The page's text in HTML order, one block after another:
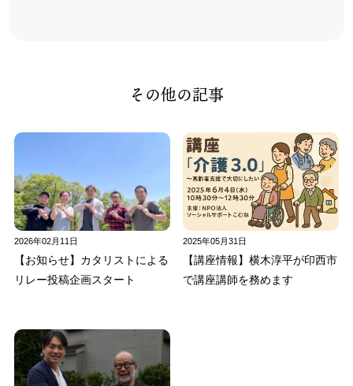
その他の記事
2026年02月11日
【お知らせ】カタリストによる
リレー投稿企画スタート
2025年05月31日
【講座情報】横木淳平が印西市
で講座講師を務めます